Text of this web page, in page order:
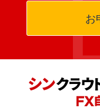
お